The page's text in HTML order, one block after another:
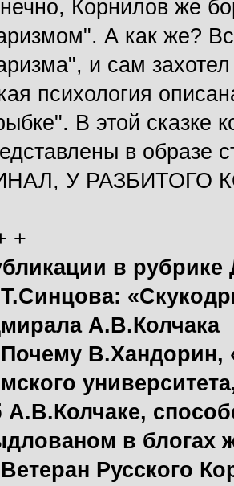
Корнилов же
А как же?
и сам
психология
В этой сказке
в
У РАЗБИТОГО
+
в
А.В.Колчака
В.Хандорин,
А.В.Колчаке,
в блогах
Русского